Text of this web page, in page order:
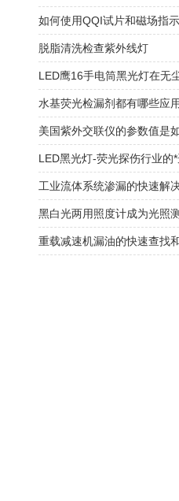
如何使用QQI试片和磁场指
脱脂清洗检查紫外线灯
LED鹰16手电筒黑光灯在无
水基荧光检漏剂都有哪些应
美国紫外交联仪的参数值是
LED黑光灯-荧光探伤行业的
工业流体系统渗漏的快速解
黑白光两用照度计成为光照
重载减速机漏油的快速查找